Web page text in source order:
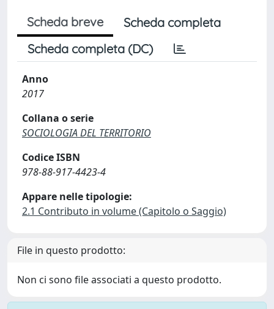
Scheda breve
Scheda completa
Scheda completa (DC)
Anno
2017
Collana o serie
SOCIOLOGIA DEL TERRITORIO
Codice ISBN
978-88-917-4423-4
Appare nelle tipologie:
2.1 Contributo in volume (Capitolo o Saggio)
File in questo prodotto:
Non ci sono file associati a questo prodotto.